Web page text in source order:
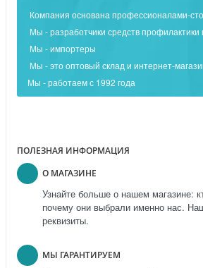
Компания основана профессионалами-
Мы - разработчики средств профилактики
Мы - импортеры
Мы - это оптовый склад и интернет-
Мы - работаем с 1992 года
ПОЛЕЗНАЯ ИНФОРМАЦИЯ
О МАГАЗИНЕ
Узнайте больше о нашем магазине:
почему они выбрали именно нас.
реквизиты.
МЫ ГАРАНТИРУЕМ